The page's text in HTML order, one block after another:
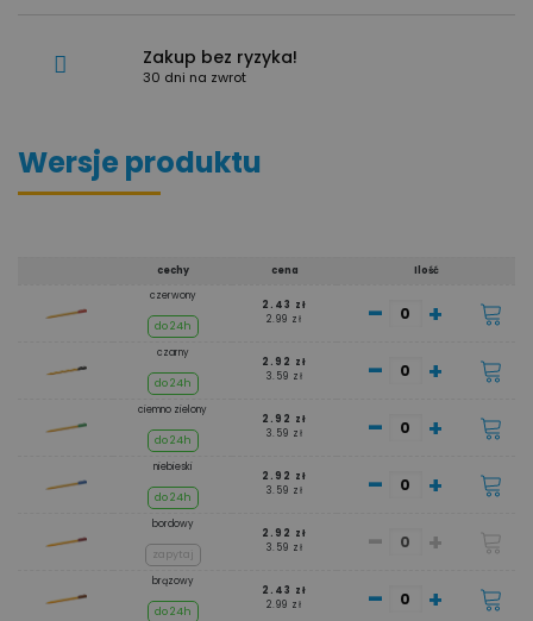
Zakup bez ryzyka!
30 dni na zwrot
Wersje produktu
cechy cena
Ilość
czerwony
do 24h
2.43 zł
2.99 zł
- +
czarny
do 24h
2.92 zł
3.59 zł
- +
ciemno zielony
do 24h
2.92 zł
3.59 zł
- +
niebieski
do 24h
2.92 zł
3.59 zł
- +
bordowy
zapytaj
2.92 zł
3.59 zł
- +
brązowy
do 24h
2.43 zł
2.99 zł
- +